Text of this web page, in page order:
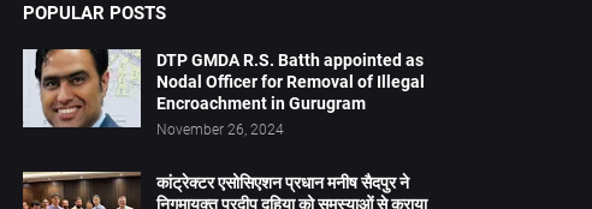
POPULAR POSTS
DTP GMDA R.S. Batth appointed as
Nodal Officer for Removal of Illegal
Encroachment in Gurugram
November 26, 2024
कांट्रेक्टर एसोसिएशन प्रधान मनीष सैदपुर ने
निगमायुक्त प्रदीप दहिया को समस्याओं से कराया